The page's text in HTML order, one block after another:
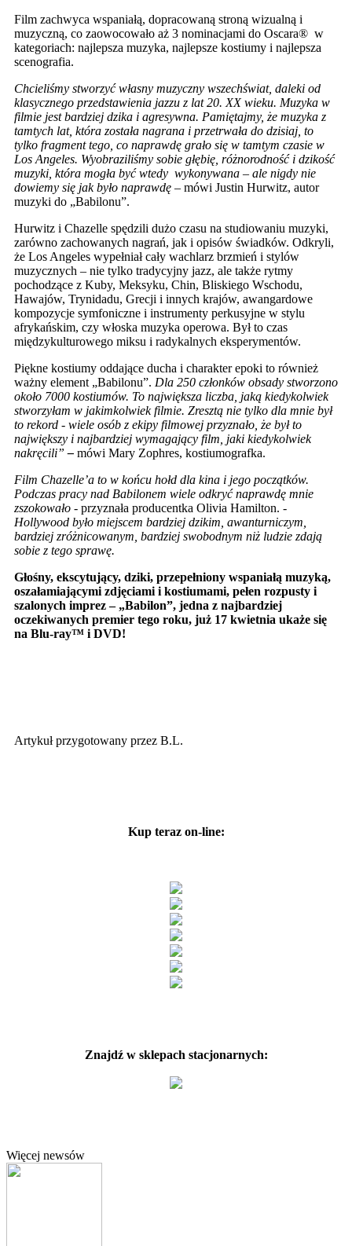
Film zachwyca wspaniałą, dopracowaną stroną wizualną i
muzyczną, co zaowocowało aż 3 nominacjami do Oscara® w
kategoriach: najlepsza muzyka, najlepsze kostiumy i najlepsza
scenografia.
Chcieliśmy stworzyć własny muzyczny wszechświat, daleki od
klasycznego przedstawienia jazzu z lat 20. XX wieku. Muzyka w
filmie jest bardziej dzika i agresywna. Pamiętajmy, że muzyka z
tamtych lat, która została nagrana i przetrwała do dzisiaj, to
tylko fragment tego, co naprawdę grało się w tamtym czasie w
Los Angeles. Wyobraziliśmy sobie głębię, różnorodność i dzikość
muzyki, która mogła być wtedy wykonywana – ale nigdy nie
dowiemy się jak było naprawdę – mówi Justin Hurwitz, autor
muzyki do „Babilonu”.
Hurwitz i Chazelle spędzili dużo czasu na studiowaniu muzyki,
zarówno zachowanych nagrań, jak i opisów świadków. Odkryli,
że Los Angeles wypełniał cały wachlarz brzmień i stylów
muzycznych – nie tylko tradycyjny jazz, ale także rytmy
pochodzące z Kuby, Meksyku, Chin, Bliskiego Wschodu,
Hawajów, Trynidadu, Grecji i innych krajów, awangardowe
kompozycje symfoniczne i instrumenty perkusyjne w stylu
afrykańskim, czy włoska muzyka operowa. Był to czas
międzykulturowego miksu i radykalnych eksperymentów.
Piękne kostiumy oddające ducha i charakter epoki to również
ważny element „Babilonu”. Dla 250 członków obsady stworzono
około 7000 kostiumów. To największa liczba, jaką kiedykolwiek
stworzyłam w jakimkolwiek filmie. Zresztą nie tylko dla mnie był
to rekord - wiele osób z ekipy filmowej przyznało, że był to
największy i najbardziej wymagający film, jaki kiedykolwiek
nakręcili”– mówi Mary Zophres, kostiumografka.
Film Chazelle’a to w końcu hołd dla kina i jego początków.
Podczas pracy nad Babilonem wiele odkryć naprawdę mnie
zszokowało - przyznała producentka Olivia Hamilton. -
Hollywood było miejscem bardziej dzikim, awanturniczym,
bardziej zróżnicowanym, bardziej swobodnym niż ludzie zdają
sobie z tego sprawę.
Głośny, ekscytujący, dziki, przepełniony wspaniałą muzyką,
oszałamiającymi zdjęciami i kostiumami, pełen rozpusty i
szalonych imprez – „Babilon”, jedna z najbardziej
oczekiwanych premier tego roku, już 17 kwietnia ukaże się
na Blu-ray™ i DVD!
Artykuł przygotowany przez B.L.
Kup teraz on-line:
Znajdź w sklepach stacjonarnych:
Więcej newsów